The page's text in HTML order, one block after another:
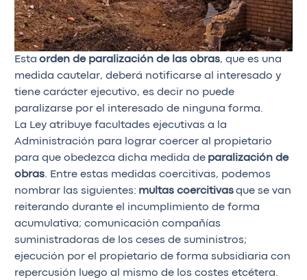
Esta orden de paralización de las obras, que es una
medida cautelar, deberá notificarse al interesado y
tiene carácter ejecutivo, es decir no puede
paralizarse por el interesado de ninguna forma.
La Ley atribuye facultades ejecutivas a la
Administración para lograr coercer al propietario
para que obedezca dicha medida de paralización de
obras. Entre estas medidas coercitivas, podemos
nombrar las siguientes: multas coercitivas que se van
reiterando durante el incumplimiento de forma
acumulativa; comunicación compañías
suministradoras de los ceses de suministros;
ejecución por el propietario de forma subsidiaria con
repercusión luego al mismo de los costes etcétera.